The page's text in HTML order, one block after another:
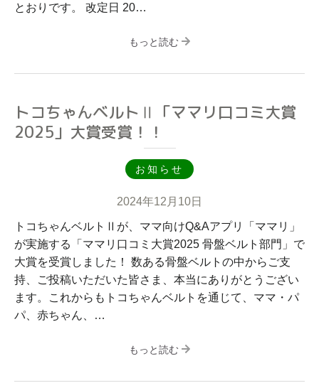
とおりです。 改定日 20…
もっと読む
トコちゃんベルトⅡ「ママリ口コミ大賞
2025」大賞受賞！！
お知らせ
2024年12月10日
トコちゃんベルトⅡが、ママ向けQ&Aアプリ「ママリ」
が実施する「ママリ口コミ大賞2025 骨盤ベルト部門」で
大賞を受賞しました！ 数ある骨盤ベルトの中からご支
持、ご投稿いただいた皆さま、本当にありがとうござい
ます。これからもトコちゃんベルトを通じて、ママ・パ
パ、赤ちゃん、…
もっと読む